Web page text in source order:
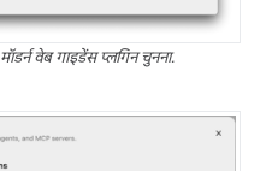
वेब गाइडेंस प्लगिन चुनना.